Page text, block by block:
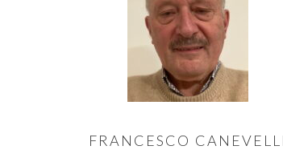
FRANCESCO CANEVELLI